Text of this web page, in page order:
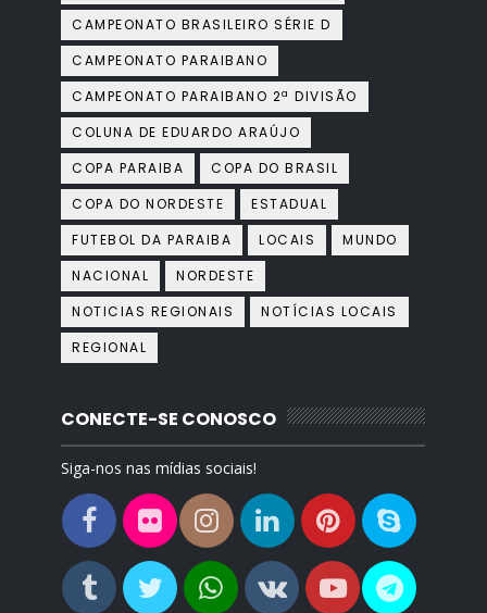
CAMPEONATO BRASILEIRO SÉRIE D
CAMPEONATO PARAIBANO
CAMPEONATO PARAIBANO 2ª DIVISÃO
COLUNA DE EDUARDO ARAÚJO
COPA PARAIBA
COPA DO BRASIL
COPA DO NORDESTE
ESTADUAL
FUTEBOL DA PARAIBA
LOCAIS
MUNDO
NACIONAL
NORDESTE
NOTICIAS REGIONAIS
NOTÍCIAS LOCAIS
REGIONAL
CONECTE-SE CONOSCO
Siga-nos nas mídias sociais!